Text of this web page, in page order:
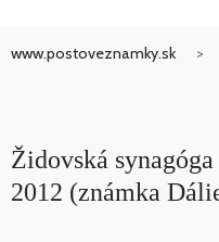
www.postoveznamky.sk
Židovská
2012 (známka